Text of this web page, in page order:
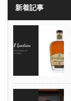
新着記事